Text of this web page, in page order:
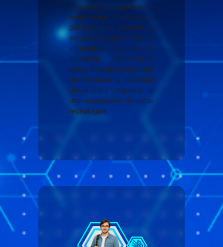
concentra y organiza las
actividades académicas,
publicaciones, proyectos,
estrategias, herramientas,
infraestructura y demás
iniciativas relacionadas
con la IA, con el propósito
de fortalecer la identidad
universitaria respecto al
uso responsable de estas
tecnologías.